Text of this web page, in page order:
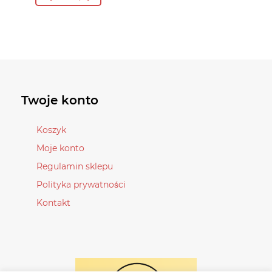
produkt
wybrać
Twoje konto
Koszyk
Moje konto
Regulamin sklepu
Polityka prywatności
Kontakt